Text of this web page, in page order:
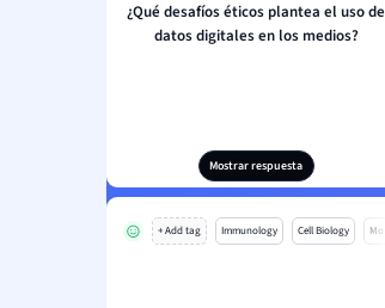
¿Qué desafíos éticos plantea el uso de
datos digitales en los medios?
Mostrar respuesta
+ Add tag Immunology Cell Biology Mo